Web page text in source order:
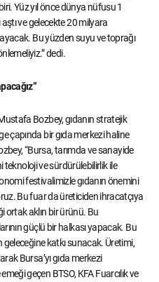
Yüz yıl önce dünya nüfusu 1
ve gelecekte 20 milyara
Bu yüzden suyu ve toprağı
dedi.
Bozbey, gıdanın stratejik
çapında bir gıda merkezi haline
“Bursa, tarımda ve sanayide
ve sürdürülebilirlik ile
festivalimizle gıdanın önemini
Bu fuar da üreticiden ihracatçıya
ortak aklın bir ürünü. Bu
güçlü bir halkası yapacak. Bu
katkı sunacak. Üretimi,
Bursa’yı gıda merkezi
geçen BTSO, KFA Fuarcılık ve